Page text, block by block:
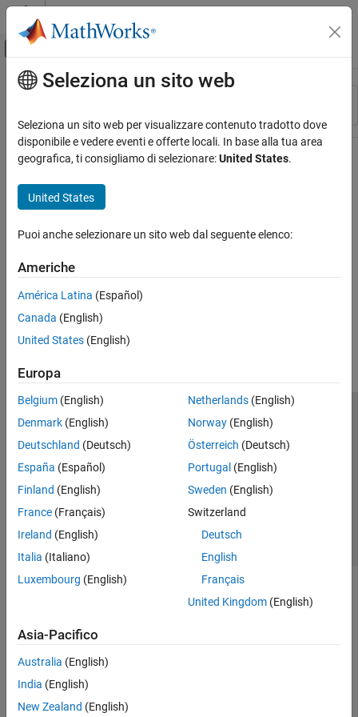
Vai al contenuto
Attiva/disattiva menu di navigazione
Risorsa
Stato
Contenuto principale
Seleziona un sito web
Seleziona un sito web per visualizzare contenuto tradotto dove
disponibile e vedere eventi e offerte locali. In base alla tua area
geografica, ti consigliamo di selezionare:United States.
United States
Puoi anche selezionare un sito web dal seguente elenco:
Americhe
América Latina (Español)
Canada (English)
United States (English)
Europa
Belgium (English)
Denmark (English)
Deutschland (Deutsch)
España (Español)
Finland (English)
France (Français)
Ireland (English)
Italia (Italiano)
Luxembourg (English)
Netherlands(English)
Norway(English)
Österreich (Deutsch)
Portugal (English)
Sweden (English)
Switzerland
Deutsch
English
Français
United Kingdom(English)
Asia-Pacifico
Australia (English)
India (English)
New Zealand (English)
Centro di fiducia
Informativa sulla privacy
Antipirateria
Stato dell'applicazione
Contatti
© 1994-2026 The MathWorks, Inc.